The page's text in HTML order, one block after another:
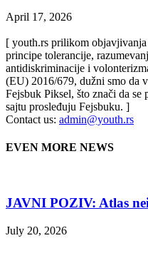
April 17, 2026
[ youth.rs prilikom
principe tolerancije,
antidiskriminacije i
(EU) 2016/679, dužni smo da
Fejsbuk Piksel, što znači da se
sajtu prosleđuju Fejsbuku. ]
Contact us: admin@youth.rs
EVEN MORE NEWS
JAVNI POZIV: Atlas
July 20, 2026